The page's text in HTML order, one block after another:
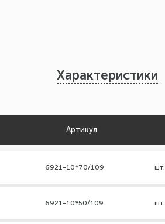
Характеристики
Артикул
6921-10*70/109 шт.
6921-10*50/109 шт.